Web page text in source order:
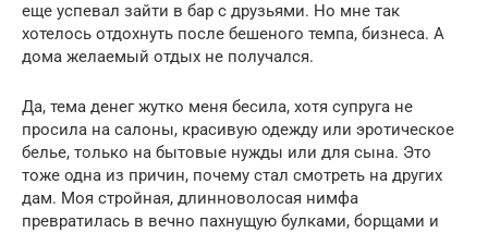
еще успевал зайти в бар с друзьями. Но мне так
хотелось отдохнуть после бешеного темпа, бизнеса. А
дома желаемый отдых не получался.
Да, тема денег жутко меня бесила, хотя супруга не
просила на салоны, красивую одежду или эротическое
белье, только на бытовые нужды или для сына. Это
тоже одна из причин, почему стал смотреть на других
дам. Моя стройная, длинноволосая нимфа
превратилась в вечно пахнущую булками, борщами и